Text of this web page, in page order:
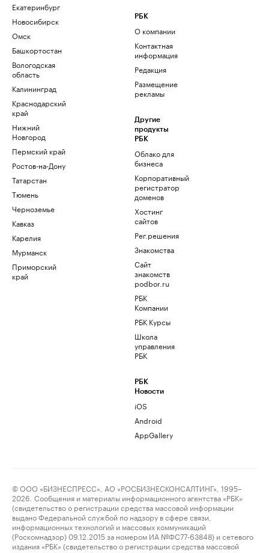
Екатеринбург
Новосибирск
Омск
Башкортостан
Вологодская
область
Калининград
Краснодарский
край
Нижний
Новгород
Пермский край
Ростов-на-Дону
Татарстан
Тюмень
Черноземье
Кавказ
Карелия
Мурманск
Приморский
край
РБК
О компании
Контактная
информация
Редакция
Размещение
рекламы
Другие
продукты
РБК
Облако для
бизнеса
Корпоративный
регистратор
доменов
Хостинг
сайтов
Рег.решения
Знакомства
Сайт
знакомств
podbor.ru
РБК
Компании
РБК Курсы
Школа
управления
РБК
РБК
Новости
iOS
Android
AppGallery
© ООО «БИЗНЕСПРЕСС», АО «РОСБИЗНЕСКОНСАЛТИНГ», 1995–
2026. Сообщения и материалы информационного агентства «РБК»
(свидетельство о регистрации средства массовой информации
выдано Федеральной службой по надзору в сфере связи,
информационных технологий и массовых коммуникаций
(Роскомнадзор) 09.12.2015 за номером ИА №ФС77-63848) и сетевого
издания «РБК» (свидетельство о регистрации средства массовой